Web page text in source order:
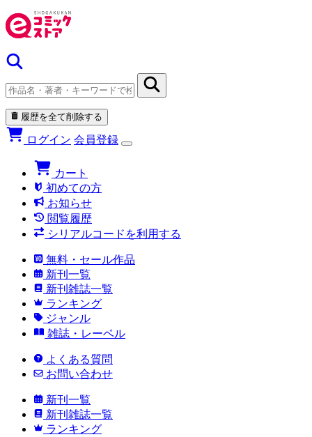
履歴を全て削除する
ログイン 会員登録
カート
初めての方
お知らせ
閲覧履歴
シリアルコードを利用する
無料・セール作品
新刊一覧
新刊雑誌一覧
ランキング
ジャンル
雑誌・レーベル
よくある質問
お問い合わせ
新刊一覧
新刊雑誌一覧
ランキング